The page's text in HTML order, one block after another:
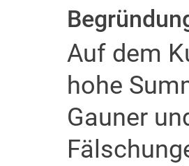
Auf dem
hohe
Gauner